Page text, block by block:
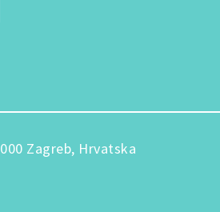
Zagreb, Hrvatska